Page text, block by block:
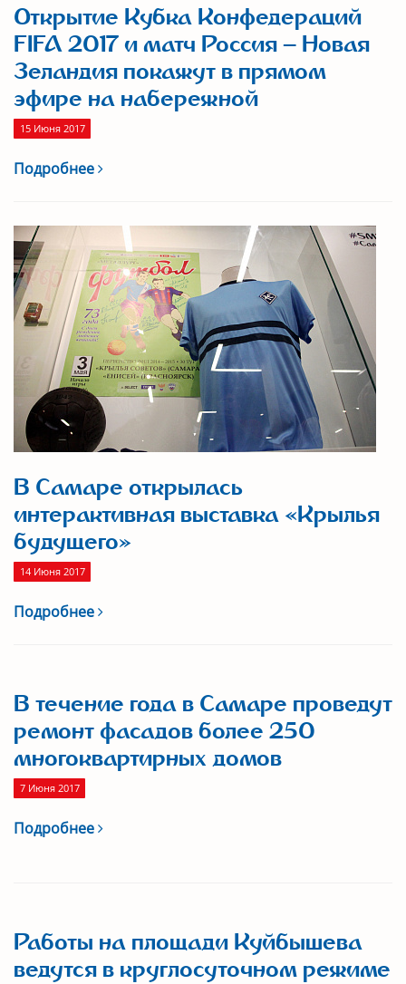
Открытие Кубка Конфедераций
FIFA 2017 и матч Россия – Новая
Зеландия покажут в прямом
эфире на набережной
15 Июня 2017
Подробнее
В Самаре открылась
интерактивная выставка «Крылья
будущего»
14 Июня 2017
Подробнее
В течение года в Самаре проведут
ремонт фасадов более 250
многоквартирных домов
7 Июня 2017
Подробнее
Работы на площади Куйбышева
ведутся в круглосуточном режиме